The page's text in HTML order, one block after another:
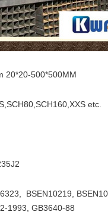
20*20-500*500MM
etc.
BSEN10219,
1993, GB3640-88